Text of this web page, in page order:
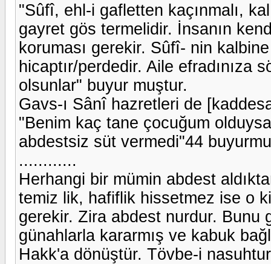
"Sûfî, ehl-i gafletten kaçınmalı,
gayret gös termelidir. İnsanın
koruması gerekir. Sûfî- nin
hicaptır/perdedir. Aile efradınıza
olsunlar" buyur muştur.
Gavs-ı Sânî hazretleri de
"Benim kaç tane çocuğum
abdestsiz süt vermedi"44
............
Herhangi bir mümin abdest
temiz lik, hafiflik hissetmez ise o
gerekir. Zira abdest nurdur. Bunu
günahlarla kararmış ve kabuk
Hakk'a dönüştür. Tövbe-i